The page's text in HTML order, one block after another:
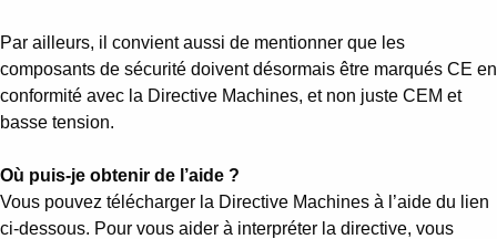
Par ailleurs, il convient aussi de mentionner que les
composants de sécurité doivent désormais être marqués CE en
conformité avec la Directive Machines, et non juste CEM et
basse tension.
Où puis-je obtenir de l’aide ?
Vous pouvez télécharger la Directive Machines à l’aide du lien
ci-dessous. Pour vous aider à interpréter la directive, vous